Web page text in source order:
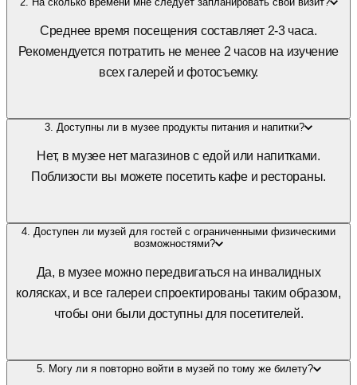
Среднее время посещения составляет 2-3 часа.
Рекомендуется потратить не менее 2 часов на изучение
всех галерей и фотосъемку.
3. Доступны ли в музее продукты питания и напитки?
Нет, в музее нет магазинов с едой или напитками.
Поблизости вы можете посетить кафе и рестораны.
4. Доступен ли музей для гостей с ограниченными физическими
возможностями?
Да, в музее можно передвигаться на инвалидных
колясках, и все галереи спроектированы таким образом,
чтобы они были доступны для посетителей.
5. Могу ли я повторно войти в музей по тому же билету?